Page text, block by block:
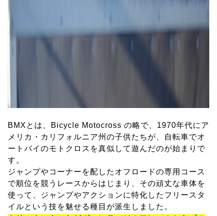
BMXとは、Bicycle Motocross の略で、1970年代にア
メリカ・カリフォルニア州の子供たちが、自転車でオ
ートバイのモトクロスを真似して遊んだのが始まりで
す。
ジャンプやコーナーを配したオフロードの専用コース
で順位を競うレースからはじまり、その頑丈な車体を
使って、ジャンプやアクションに特化したフリースタ
イルという技を魅せる種目が派生しました。